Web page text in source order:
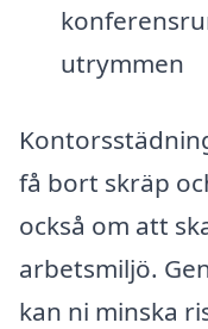
utrymmen
få bort skräp
också om att
arbetsmiljö.
kan ni minska